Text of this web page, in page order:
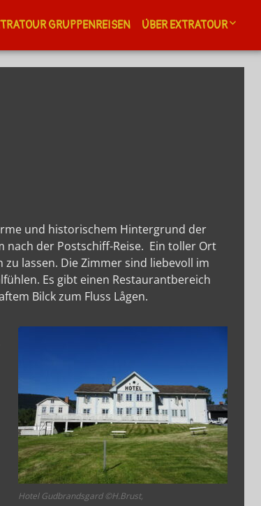
GRUPPENREISEN ÜBER EXTRATOUR
Kontakt
Weiterbildungen
Reiseführer
Checkliste für
und historischem Hintergrund der
nach der Postschiff-Reise. Ein toller Ort
lassen. Die Zimmer sind liebevoll im
Es gibt einen Restaurantbereich
Bilck zum Fluss Lågen.
Hotel Gudbrandsgard ©H.Brust,